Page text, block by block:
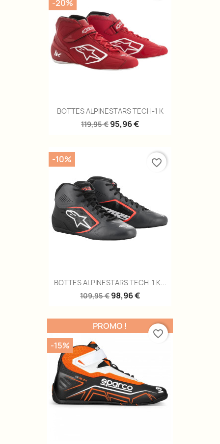
BOTTES ALPINESTARS TECH-1 K
119,95 € 95,96 €
-20%
BOTTES ALPINESTARS TECH-1 K...
109,95 € 98,96 €
-10% favorite_border
PROMO !
-15%
favorite_border